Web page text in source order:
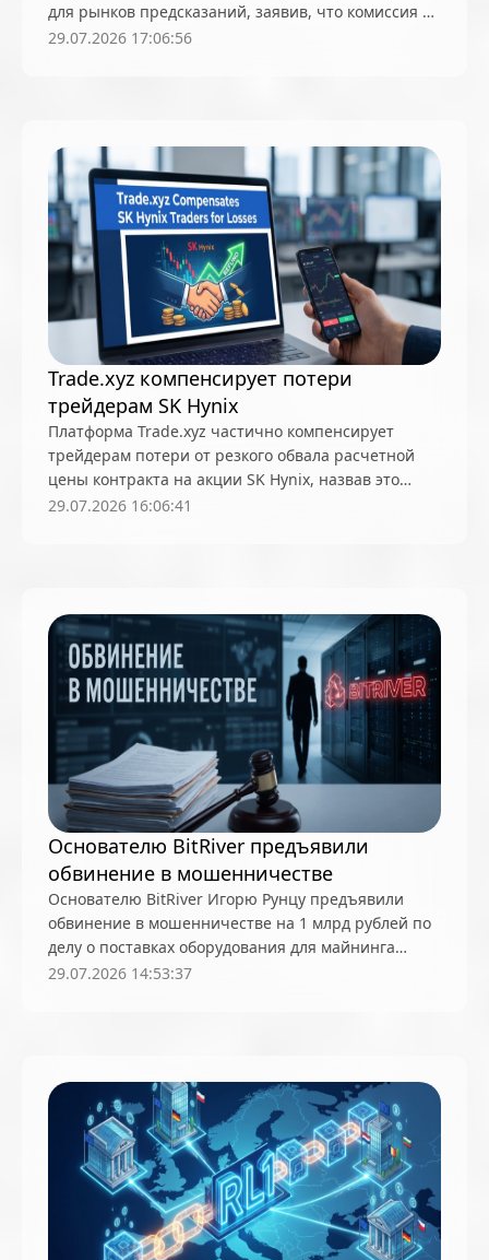
для рынков предсказаний, заявив, что комиссия не
может вытеснять местное законодательство об
29.07.2026 17:06:56
Trade.xyz компенсирует потери
трейдерам SK Hynix
Платформа Trade.xyz частично компенсирует
трейдерам потери от резкого обвала расчетной
цены контракта на акции SK Hynix, назвав это
разовой мерой
29.07.2026 16:06:41
Основателю BitRiver предъявили
обвинение в мошенничестве
Основателю BitRiver Игорю Рунцу предъявили
обвинение в мошенничестве на 1 млрд рублей по
делу о поставках оборудования для майнинга
структурам En+, суд отправил его в СИЗО
29.07.2026 14:53:37